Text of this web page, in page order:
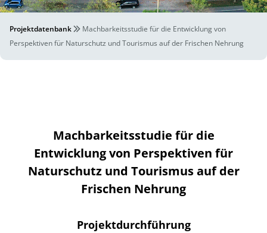
Projektdatenbank
Machbarkeitsstudie für die Entwicklung von
Perspektiven für Naturschutz und Tourismus auf der Frischen Nehrung
Machbarkeitsstudie für die
Entwicklung von Perspektiven für
Naturschutz und Tourismus auf der
Frischen Nehrung
Projektdurchführung